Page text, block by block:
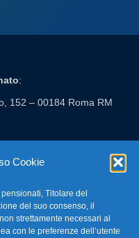
Cookie
Titolare del
del suo consenso, il
strettamente necessari al
con le preferenze dell’utente
:
152 – 00184 Roma RM